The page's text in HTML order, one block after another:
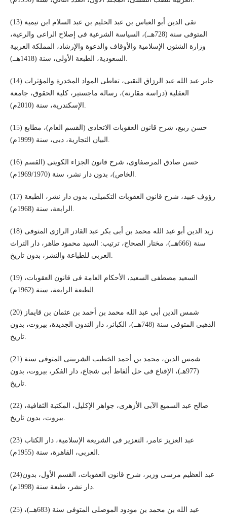
(13) تقى الدين أبو العباس بن عبد الحليم بن عبد السلام ابن تيمية
المتوفى سنة (728هــ)، السياسة الشرعية فى إصلاح الراعى والرعية،
وزارة الشئون الإسلامية والأوقاف والدعوة والإرشاد، المملكة العربية
السعودية، الطبعة الأولى، سنة (1418هــ).
(14) جابر عبد الله عبد الرزاق النقبى، تعاطى المواد المخدرة والمؤثرات
العقلية (دراسة مقارنة)، رسالة ماجستير، كلية الحقوق، جامعة
الإسكندرية، سنة (2010م).
(15) حسن ربيع، شرح قانون العقوبات الاتحادى (القسم العام)، مطابع
البيان التجارية، دبى، سنة (1999م).
(16) حسن صادق المرصفاوى، شرح قانون الجزاء الكويتى (القسم
الخاص)، بدون دار نشر، سنة (1969/1970م).
(17) رؤوف عبيد، شرح قانون العقوبات التكميلى، بدون دار نشر، الطبعة
الرابعة، سنة (1968م).
(18) زيد الدين أبو عبد الله محمد بن أبى بكر عبد القادر الرازى المتوفى
سنة (666هــ)، مختار الصحاح، ترتيب: السيد محمود طاهر، دار التراث
العربى للطباعة والنشر، بدون تاريخ.
(19) السعيد مصطفى السعيد، الأحكام العامة فى قانون العقوبات،
الطبعة الرابعة، سنة (1962م).
(20) شمس الدين أبى عبد الله محمد بن أحمد بن عثمان بن قايماز
الذهبى المتوفى سنة (748هــ)، الكبائر، دار الندون الجديدة، بيروت، بدون
تاريخ.
(21) شمس الدين، محمد بن أحمد الخطيب الشربينى المتوفى سنة
(977هـ)، الإقناع فى حل ألفاظ أبى شجاع، دار الفكر، بيروت، بدون
تاريخ.
(22) صالح عبد السميع الآبى الأزهرى، جواهر الإكليل، المكتبة الثقافية،
بيروت، بدون تاريخ.
(23) عبد العزيز عامر، التعزير فى الشريعة الإسلامية، دار الكتاب
العربى، القاهرة، سنة (1955م).
(24)عبد العظيم مرسى وزير، شرح قانون العقوبات، القسم الأول، بدون
دار نشر، طبعة سنة (1998م).
(25) عبد الله بن محمد بن مودود الموصلى المتوفى سنة (683هــ)،